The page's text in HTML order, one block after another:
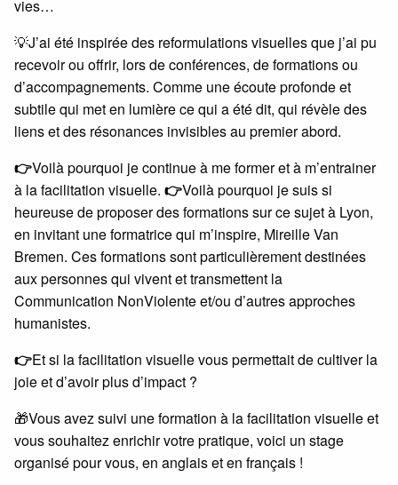
vies…
💡J’ai été inspirée des reformulations visuelles que j’ai pu
recevoir ou offrir, lors de conférences, de formations ou
d’accompagnements. Comme une écoute profonde et
subtile qui met en lumière ce qui a été dit, qui révèle des
liens et des résonances invisibles au premier abord.
👉Voilà pourquoi je continue à me former et à m’entrainer
à la facilitation visuelle. 👉Voilà pourquoi je suis si
heureuse de proposer des formations sur ce sujet à Lyon,
en invitant une formatrice qui m’inspire, Mireille Van
Bremen. Ces formations sont particulièrement destinées
aux personnes qui vivent et transmettent la
Communication NonViolente et/ou d’autres approches
humanistes.
👉Et si la facilitation visuelle vous permettait de cultiver la
joie et d’avoir plus d’impact ?
🎁Vous avez suivi une formation à la facilitation visuelle et
vous souhaitez enrichir votre pratique, voici un stage
organisé pour vous, en anglais et en français !